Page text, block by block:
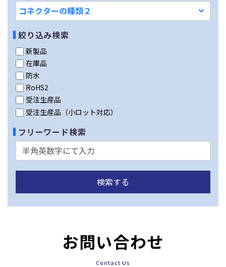
絞り込み検索
新製品
在庫品
防水
RoHS2
受注生産品
受注生産品（小ロット対応）
フリーワード検索
お問い合わせ
Contact Us